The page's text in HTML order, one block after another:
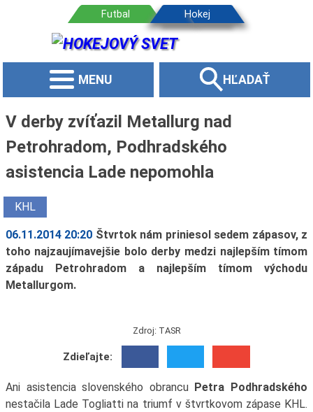
MENU HĽADAŤ
V derby zvíťazil Metallurg nad
Petrohradom, Podhradského
asistencia Lade nepomohla
KHL
06.11.2014 20:20 Štvrtok nám priniesol sedem zápasov, z
toho najzaujímavejšie bolo derby medzi najlepším tímom
západu Petrohradom a najlepším tímom východu
Metallurgom.
Zdroj: TASR
Zdieľajte:
Ani asistencia slovenského obrancu Petra Podhradského
nestačila Lade Togliatti na triumf v štvrtkovom zápase KHL.